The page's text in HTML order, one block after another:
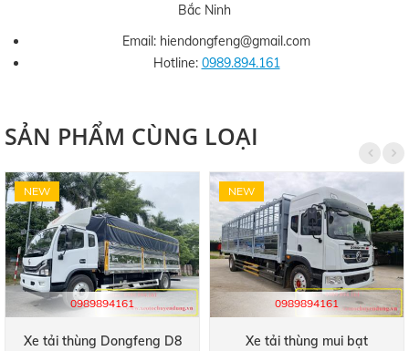
Bắc Ninh
Email: hiendongfeng@gmail.com
Hotline: 0989.894.161
SẢN PHẨM CÙNG LOẠI
0989894161
NEW
Xe tải thùng Dongfeng D8
0989894161
NEW
Xe tải thùng mui bạt